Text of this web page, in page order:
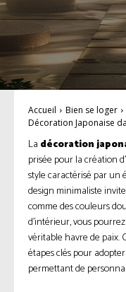
Accueil Bien se loger
Décoration Japonaise
La décoration
prisée pour la création
style caractérisé par
design minimaliste
comme des couleurs
d’intérieur, vous
véritable havre de paix.
étapes clés pour
permettant de